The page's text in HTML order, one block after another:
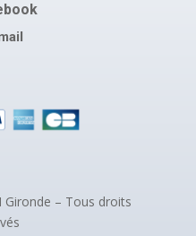
– Tous droits